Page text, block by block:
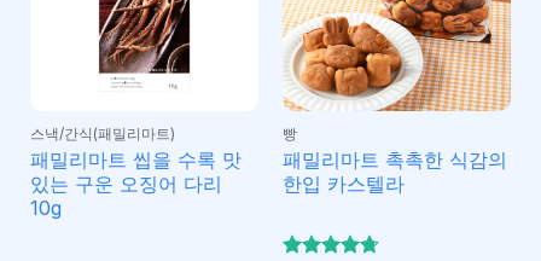
스낵/간식(패밀리마트)
패밀리마트 씹을 수록 맛
있는 구운 오징어 다리
10g
빵
패밀리마트 촉촉한 식감의
한입 카스텔라